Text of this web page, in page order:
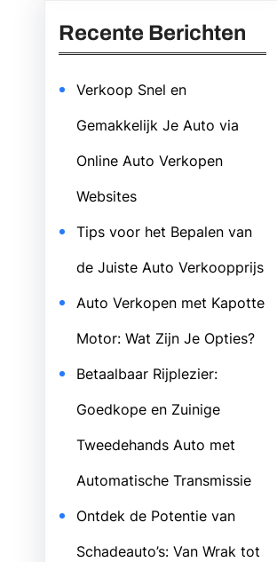
Recente Berichten
Verkoop Snel en
Gemakkelijk Je Auto via
Online Auto Verkopen
Websites
Tips voor het Bepalen van
de Juiste Auto Verkoopprijs
Auto Verkopen met Kapotte
Motor: Wat Zijn Je Opties?
Betaalbaar Rijplezier:
Goedkope en Zuinige
Tweedehands Auto met
Automatische Transmissie
Ontdek de Potentie van
Schadeauto’s: Van Wrak tot